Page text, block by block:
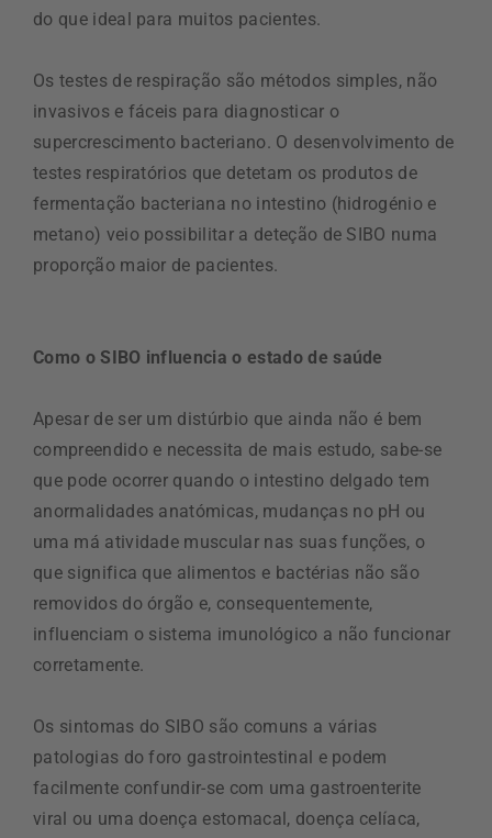
do que ideal para muitos pacientes.
Os testes de respiração são métodos simples, não
invasivos e fáceis para diagnosticar o
supercrescimento bacteriano. O desenvolvimento de
testes respiratórios que detetam os produtos de
fermentação bacteriana no intestino (hidrogénio e
metano) veio possibilitar a deteção de SIBO numa
proporção maior de pacientes.
Como o SIBO influencia o estado de saúde
Apesar de ser um distúrbio que ainda não é bem
compreendido e necessita de mais estudo, sabe-se
que pode ocorrer quando o intestino delgado tem
anormalidades anatómicas, mudanças no pH ou
uma má atividade muscular nas suas funções, o
que significa que alimentos e bactérias não são
removidos do órgão e, consequentemente,
influenciam o sistema imunológico a não funcionar
corretamente.
Os sintomas do SIBO são comuns a várias
patologias do foro gastrointestinal e podem
facilmente confundir-se com uma gastroenterite
viral ou uma doença estomacal, doença celíaca,